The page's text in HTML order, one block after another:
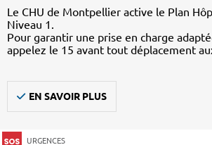
Le CHU de Montpellier active le Plan
Niveau 1.
Pour garantir une prise en charge
appelez le 15 avant tout déplacement
EN SAVOIR PLUS
URGENCES